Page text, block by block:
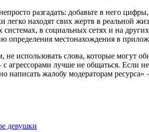
разгадать: добавьте в него
находят свих жертв в реальной
в социальных сетях и на
определения местонахождения в
использовать слова, которые могут
лучше не общаться. Если
написать жалобу модераторам